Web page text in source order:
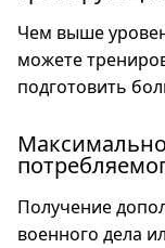
Чем выше
можете
подготовить
Получение
военного дела